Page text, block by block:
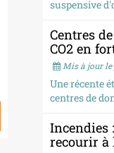
suspensive
Centres
CO2 en
Mis à jour le
Une récente
centres de
Incendies
recourir